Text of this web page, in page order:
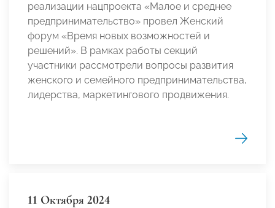
реализации нацпроекта «Малое и среднее
предпринимательство» провел Женский
форум «Время новых возможностей и
решений». В рамках работы секций
участники рассмотрели вопросы развития
женского и семейного предпринимательства,
лидерства, маркетингового продвижения.
11 Октября 2024